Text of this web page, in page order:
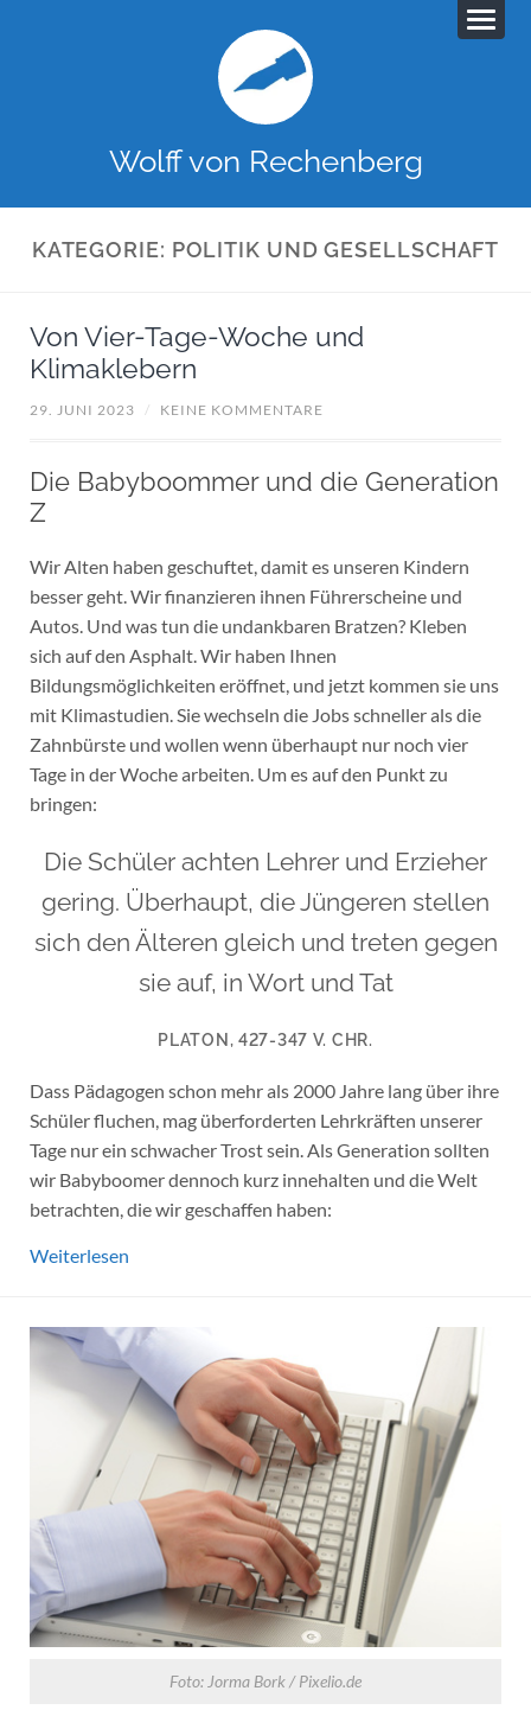
Wolff von Rechenberg
KATEGORIE: POLITIK UND GESELLSCHAFT
Von Vier-Tage-Woche und
Klimaklebern
29. JUNI 2023 / KEINE KOMMENTARE
Die Babyboommer und die Generation
Z
Wir Alten haben geschuftet, damit es unseren Kindern
besser geht. Wir finanzieren ihnen Führerscheine und
Autos. Und was tun die undankbaren Bratzen? Kleben
sich auf den Asphalt. Wir haben Ihnen
Bildungsmöglichkeiten eröffnet, und jetzt kommen sie uns
mit Klimastudien. Sie wechseln die Jobs schneller als die
Zahnbürste und wollen wenn überhaupt nur noch vier
Tage in der Woche arbeiten. Um es auf den Punkt zu
bringen:
Die Schüler achten Lehrer und Erzieher
gering. Überhaupt, die Jüngeren stellen
sich den Älteren gleich und treten gegen
sie auf, in Wort und Tat
PLATON, 427-347 V. CHR.
Dass Pädagogen schon mehr als 2000 Jahre lang über ihre
Schüler fluchen, mag überforderten Lehrkräften unserer
Tage nur ein schwacher Trost sein. Als Generation sollten
wir Babyboomer dennoch kurz innehalten und die Welt
betrachten, die wir geschaffen haben:
Weiterlesen
Foto: Jorma Bork / Pixelio.de